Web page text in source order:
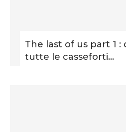
The last of us part 1 :
tutte le casseforti...